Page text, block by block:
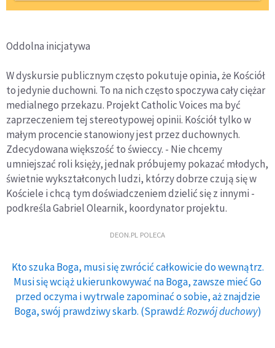
Oddolna inicjatywa
W dyskursie publicznym często pokutuje opinia, że Kościół
to jedynie duchowni. To na nich często spoczywa cały ciężar
medialnego przekazu. Projekt Catholic Voices ma być
zaprzeczeniem tej stereotypowej opinii. Kościół tylko w
małym procencie stanowiony jest przez duchownych.
Zdecydowana większość to świeccy. - Nie chcemy
umniejszać roli księży, jednak próbujemy pokazać młodych,
świetnie wykształconych ludzi, którzy dobrze czują się w
Kościele i chcą tym doświadczeniem dzielić się z innymi -
podkreśla Gabriel Olearnik, koordynator projektu.
DEON.PL POLECA
Kto szuka Boga, musi się zwrócić całkowicie do wewnątrz.
Musi się wciąż ukierunkowywać na Boga, zawsze mieć Go
przed oczyma i wytrwale zapominać o sobie, aż znajdzie
Boga, swój prawdziwy skarb. (Sprawdź:Rozwój duchowy)